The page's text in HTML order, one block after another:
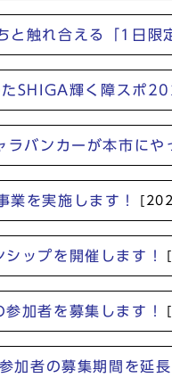
と触れ合える「1日限
SHIGA輝く障スポ
バンカーが本市にや
業を実施します！
ップを開催します！
加者を募集します！
加者の募集期間を延長